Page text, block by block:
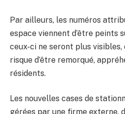
Par ailleurs, les numéros
espace viennent d’être peints
ceux-ci ne seront plus
risque d’être remorqué,
résidents.
Les nouvelles cases de
gérées par une firme externe,